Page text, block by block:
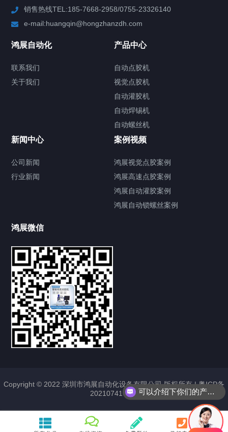
联系我们
关于我们
提交您的需求，获取产品资料与报价
亦可拨打我们的24小时服务咨询热线
185-7668-2958
销售热线TEL:185-7668-2958/0755-23326140
e-mail:huangqin@hongzhanzdh.com
鸿展自动化
联系我们
关于我们
产品中心
自动点胶机
视觉点胶机
自动灌胶机
自动焊锡机
自动螺丝机
新闻中心
公司新闻
行业新闻
案例视频
鸿展视觉点胶案例
鸿展高速点胶案例
鸿展自动灌胶案例
鸿展自动锁螺丝案例
鸿展微信
Copyright © 2022 深圳市鸿展自动化设备有限公司 版权所有 |粤ICP备
2021074163号
可以介绍下你们的产品么？